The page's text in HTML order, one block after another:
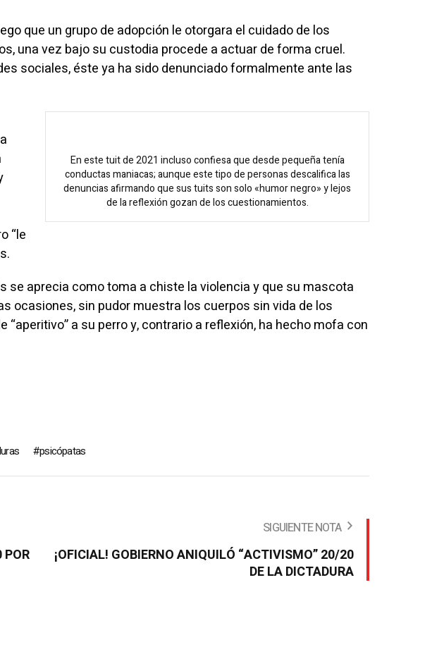
que un grupo de adopción le otorgara el cuidado de los
una vez bajo su custodia procede a actuar de forma cruel.
sociales, éste ya ha sido denunciado formalmente ante las
En este tuit de 2021 incluso confiesa que desde pequeña tenía
conductas maniacas; aunque este tipo de personas descalifica las
denuncias afirmando que sus tuits son solo «humor negro» y lejos
de la reflexión gozan de los cuestionamientos.
“le
se aprecia como toma a chiste la violencia y que su mascota
ocasiones, sin pudor muestra los cuerpos sin vida de los
“aperitivo” a su perro y, contrario a reflexión, ha hecho mofa con
psicópatas
POR
SIGUIENTE NOTA
¡OFICIAL! GOBIERNO ANIQUILÓ “ACTIVISMO” 20/20
DE LA DICTADURA